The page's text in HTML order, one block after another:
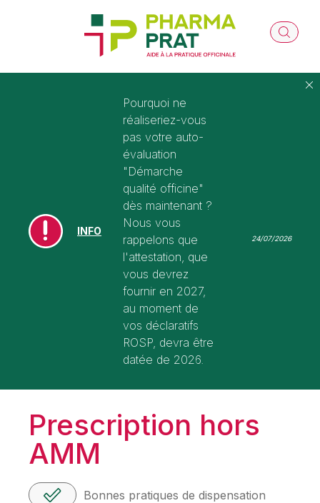
INFO
Pourquoi ne
réaliseriez-vous
pas votre auto-
évaluation
"Démarche
qualité officine"
dès maintenant ?
Nous vous
rappelons que
l'attestation, que
vous devrez
fournir en 2027,
au moment de
vos déclaratifs
ROSP, devra être
datée de 2026.
24/07/2026
Prescription hors
AMM
Bonnes pratiques de dispensation